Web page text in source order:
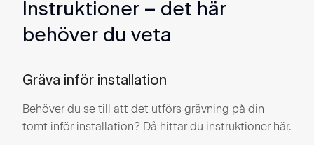
Instruktioner – det här
behöver du veta
Gräva inför installation
Behöver du se till att det utförs grävning på din
tomt inför installation? Då hittar du instruktioner här.